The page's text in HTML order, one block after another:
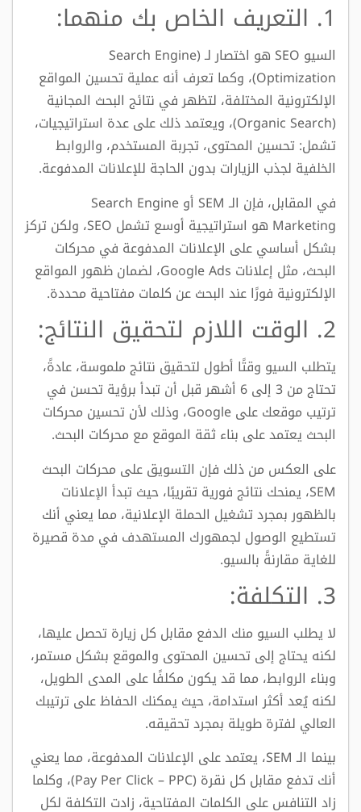
1. التعريف الخاص بك منهما:
السيو SEO هو اختصار لـ (Search Engine
Optimization)، وكما تعرف أنه عملية تحسين المواقع
الإلكترونية المختلفة، لتظهر في نتائج البحث المجانية
(Organic Search)، ويعتمد ذلك على عدة استراتيجيات،
تشمل: تحسين المحتوى، تجربة المستخدم، والروابط
الخلفية لجذب الزيارات بدون الحاجة للإعلانات المدفوعة.
في المقابل، فإن الـ SEM أو Search Engine
Marketing هو استراتيجية أوسع تشمل SEO، ولكن تركز
بشكل أساسي على الإعلانات المدفوعة في محركات
البحث، مثل إعلانات Google Ads، لضمان ظهور المواقع
الإلكترونية فورًا عند البحث عن كلمات مفتاحية محددة.
2. الوقت اللازم لتحقيق النتائج:
يتطلب السيو وقتًا أطول لتحقيق نتائج ملموسة، عادةً،
تحتاج من 3 إلى 6 أشهر قبل أن تبدأ برؤية تحسن في
ترتيب موقعك على Google، وذلك لأن تحسين محركات
البحث يعتمد على بناء ثقة الموقع مع محركات البحث.
على العكس من ذلك فإن التسويق على محركات البحث
SEM، يمنحك نتائج فورية تقريبًا، حيث تبدأ الإعلانات
بالظهور بمجرد تشغيل الحملة الإعلانية، مما يعني أنك
تستطيع الوصول لجمهورك المستهدف في مدة قصيرة
للغاية مقارنةً بالسيو.
3. التكلفة:
لا يطلب السيو منك الدفع مقابل كل زيارة تحصل عليها،
لكنه يحتاج إلى تحسين المحتوى والموقع بشكل مستمر،
وبناء الروابط، مما قد يكون مكلفًا على المدى الطويل،
لكنه يُعد أكثر استدامة، حيث يمكنك الحفاظ على ترتيبك
العالي لفترة طويلة بمجرد تحقيقه.
بينما الـ SEM، يعتمد على الإعلانات المدفوعة، مما يعني
أنك تدفع مقابل كل نقرة (Pay Per Click – PPC)، وكلما
زاد التنافس على الكلمات المفتاحية، زادت التكلفة لكل